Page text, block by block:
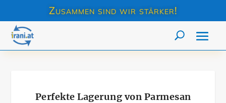
Zusammen sind wir stärker!
Perfekte Lagerung von Parmesan